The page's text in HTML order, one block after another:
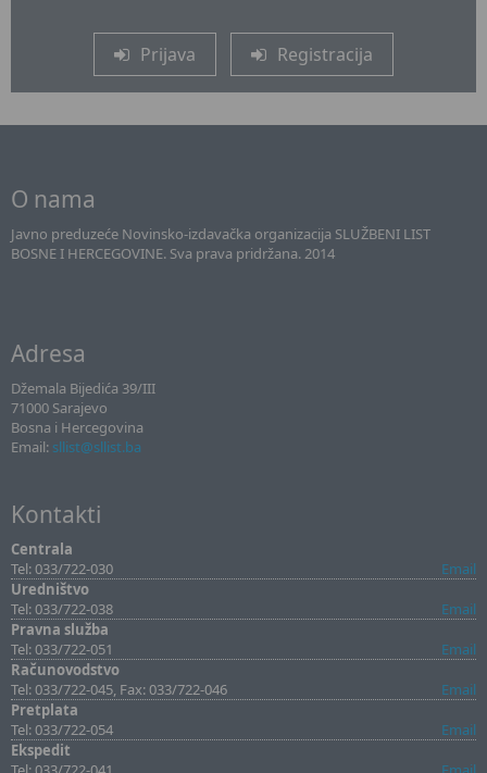
Prijava Registracija
O nama
Javno preduzeće Novinsko-izdavačka organizacija SLUŽBENI LIST
BOSNE I HERCEGOVINE. Sva prava pridržana. 2014
Adresa
Džemala Bijedića 39/III
71000 Sarajevo
Bosna i Hercegovina
Email: sllist@sllist.ba
Kontakti
Centrala
Tel: 033/722-030
Email
Uredništvo
Tel: 033/722-038
Email
Pravna služba
Tel: 033/722-051
Email
Računovodstvo
Tel: 033/722-045, Fax: 033/722-046
Email
Pretplata
Tel: 033/722-054
Email
Ekspedit